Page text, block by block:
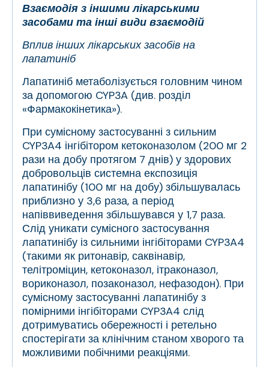
Взаємодія з іншими лікарськими
засобами та інші види взаємодій
Вплив інших лікарських засобів на
лапатиніб
Лапатиніб метаболізується головним чином
за допомогою CYP3A (див. розділ
«Фармакокінетика»).
При сумісному застосуванні з сильним
CYP3A4 інгібітором кетоконазолом (200 мг 2
рази на добу протягом 7 днів) у здорових
добровольців системна експозиція
лапатинібу (100 мг на добу) збільшувалась
приблизно у 3,6 раза, а період
напіввиведення збільшувався у 1,7 раза.
Слід уникати сумісного застосування
лапатинібу із сильними інгібіторами CYP3A4
(такими як ритонавір, саквінавір,
телітроміцин, кетоконазол, ітраконазол,
вориконазол, позаконазол, нефазодон). При
сумісному застосуванні лапатинібу з
помірними інгібіторами CYP3A4 слід
дотримуватись обережності і ретельно
спостерігати за клінічним станом хворого та
можливими побічними реакціями.